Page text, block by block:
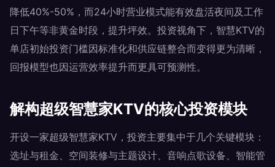
降低40%-50%，而24小时营业模式能有效盘活夜间及工作
日下午等非黄金时段，提升坪效。投资视角下，智慧KTV的
单店初始投资门槛因标准化和供应链整合而变得更为清晰，
回报模型也因运营效率提升而更具可预测性。
解构超级智慧家KTV的核心投资模块
开设一家超级智慧家KTV，投资主要集中于几个关键模块：
选址与租金、空间装修与主题设计、音响点歌设备、智能管